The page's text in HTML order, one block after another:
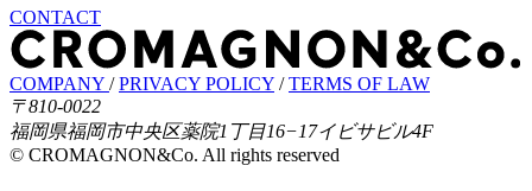
CONTACT
COMPANY / PRIVACY POLICY / TERMS OF LAW
〒810-0022
福岡県福岡市中央区薬院1丁目16−17イビサビル4F
© CROMAGNON&Co. All rights reserved